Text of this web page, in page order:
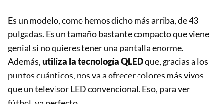
Es un modelo, como hemos dicho más arriba, de 43
pulgadas. Es un tamaño bastante compacto que viene
genial si no quieres tener una pantalla enorme.
Además, utiliza la tecnología QLEDque, gracias a los
puntos cuánticos, nos va a ofrecer colores más vivos
que un televisor LED convencional. Eso, para ver